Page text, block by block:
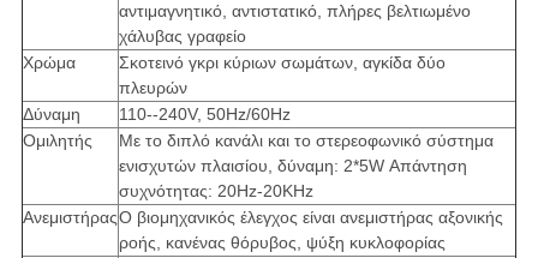
αντιμαγνητικό, αντιστατικό, πλήρες βελτιωμένο
χάλυβας γραφείο
Χρώμα
Σκοτεινό γκρι κύριων σωμάτων, αγκίδα δύο
πλευρών
Δύναμη
110--240V, 50Hz/60Hz
Ομιλητής
Με το διπλό κανάλι και το στερεοφωνικό σύστημα
ενισχυτών πλαισίου, δύναμη: 2*5W Απάντηση
συχνότητας: 20Hz-20KHz
ΑνεμιστήραςΟ βιομηχανικός έλεγχος είναι ανεμιστήρας αξονικής
ροής, κανένας θόρυβος, ψύξη κυκλοφορίας